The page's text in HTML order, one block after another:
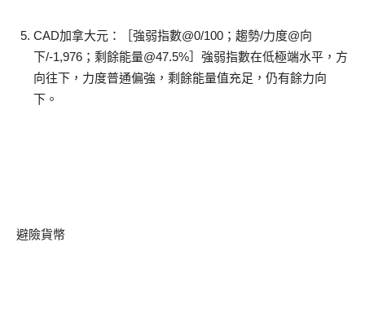
CAD加拿大元：［強弱指數@0/100；趨勢/力度@向
下/-1,976；剩餘能量@47.5%］強弱指數在低極端水平，方
向往下，力度普通偏強，剩餘能量值充足，仍有餘力向
下。
避險貨幣